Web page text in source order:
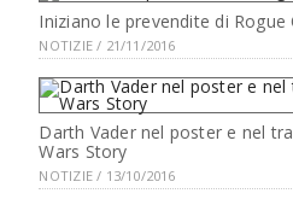
Iniziano le prevendite di Rogue
NOTIZIE / 21/11/2016
Darth Vader nel poster e nel
Wars Story
NOTIZIE / 13/10/2016